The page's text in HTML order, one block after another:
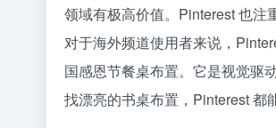
领域有极高价值。Pinterest 也注
对于海外频道使用者来说，
国感恩节餐桌布置。它是视觉驱
找漂亮的书桌布置，Pinterest 都